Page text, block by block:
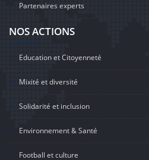
Partenaires experts
NOS ACTIONS
Education et Citoyenneté
Mixité et diversité
Solidarité et inclusion
Environnement & Santé
Football et culture